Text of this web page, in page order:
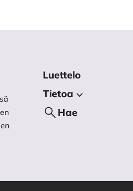
Luettelo
Tietoa
Tietoa julkaisijasta
Hae